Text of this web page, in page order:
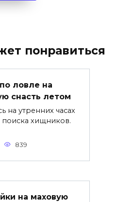
понравиться
ловле на
снасть летом
на утренних часах
поиска хищников.
839
на маховую